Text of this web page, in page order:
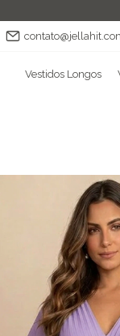
Vestidos Longos